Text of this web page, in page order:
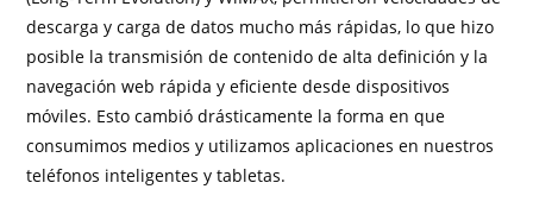
descarga y carga de datos mucho más rápidas, lo que hizo
posible la transmisión de contenido de alta definición y la
navegación web rápida y eficiente desde dispositivos
móviles. Esto cambió drásticamente la forma en que
consumimos medios y utilizamos aplicaciones en nuestros
teléfonos inteligentes y tabletas.